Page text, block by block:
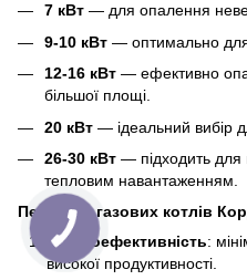
7 кВт — для опалення
9-10 кВт — оптимально для
12-16 кВт — ефективно
більшої площі.
20 кВт — ідеальний вибір
26-30 кВт — підходить для
тепловим навантаженням.
Переваги газових котлів
Енергоефективність:
високої продуктивності.